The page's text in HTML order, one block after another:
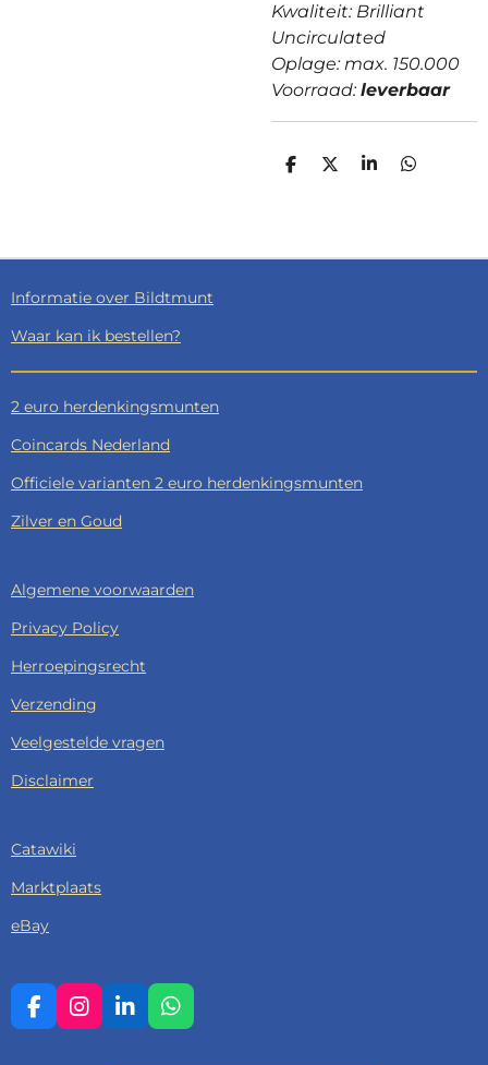
Kwaliteit: Brilliant
Uncirculated
Oplage: max. 150.000
Voorraad:leverbaar
D
D
S
D
Informatie over Bildtmunt
Waar kan ik bestellen?
2 euro herdenkingsmunten
Coincards Nederland
Officiele varianten 2 euro herdenkingsmunten
Zilver en Goud
Algemene voorwaarden
Privacy Policy
Herroepingsrecht
Verzending
Veelgestelde vragen
Disclaimer
Catawiki
Marktplaats
eBay
F
A
I
N
L
I
W
H